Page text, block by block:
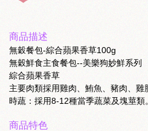
商品描述
無穀餐包-綜合蘋果香草100g
無穀鮮食主食餐包--美樂狗妙鮮系列
綜合蘋果香草
主要肉類採用雞肉、鮪魚、豬肉、雞
時蔬：採用8-12種當季蔬菜及塊莖類。
商品特色